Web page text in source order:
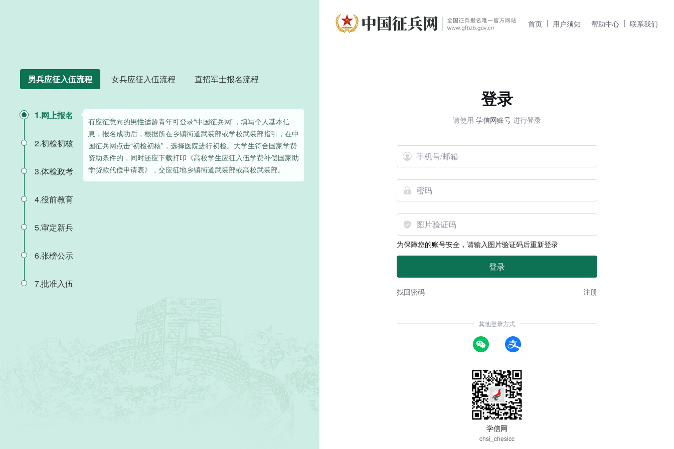
男兵应征入伍流程 女兵应征入伍流程 直招军士报名流程
1.网上报名
有应征意向的男性适龄青年可登录“中国征兵网”，填写个人基本信
息，报名成功后，根据所在乡镇街道武装部或学校武装部指引，在中
国征兵网点击“初检初核”，选择医院进行初检。大学生符合国家学费
资助条件的，同时还应下载打印《高校学生应征入伍学费补偿国家助
学贷款代偿申请表》，交应征地乡镇街道武装部或高校武装部。
2.初检初核
3.体检政考
4.役前教育
5.审定新兵
6.张榜公示
7.批准入伍
首页 用户须知 帮助中心 联系我们
登录
请使用 学信网账号进行登录
为保障您的账号安全，请输入图片验证码后重新登录
找回密码 注册
其他登录方式
学信网
chsi_chesicc